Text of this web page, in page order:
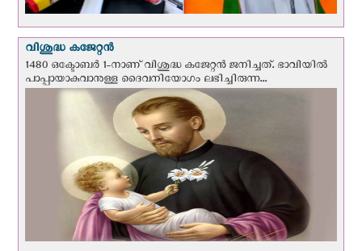
വിശുദ്ധ കജേറ്റന്‍
1480 ഒക്ടോബര്‍ 1-നാണ് വിശുദ്ധ കജേറ്റന്‍ ജനിച്ചത്. ഭാവിയില്‍
പാപ്പായാകുവാനുള്ള ദൈവനിയോഗം ലഭിച്ചിരുന്ന...